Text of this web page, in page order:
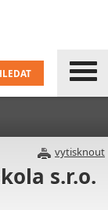
vytisknout
s.r.o.